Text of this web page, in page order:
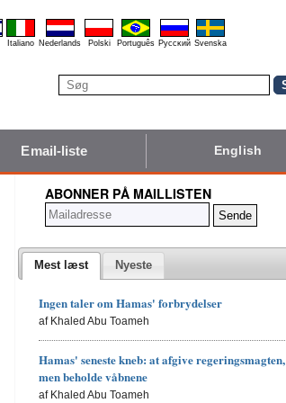
Italiano Nederlands Polski Português Pyccĸий Svenska
Email-liste English
ABONNER PÅ MAILLISTEN
Mest læst Nyeste
Ingen taler om Hamas' forbrydelser
af Khaled Abu Toameh
Hamas' seneste kneb: at afgive regeringsmagten,
men beholde våbnene
af Khaled Abu Toameh